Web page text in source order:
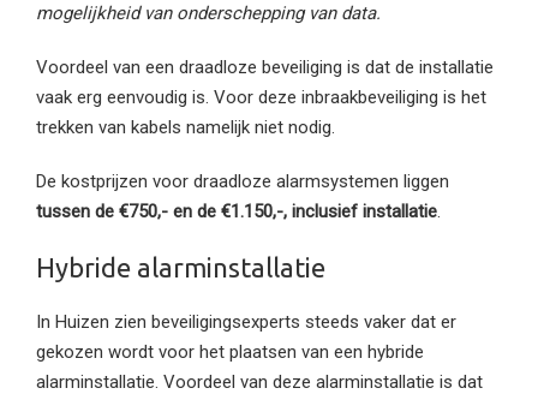
mogelijkheid van onderschepping van data.
Voordeel van een draadloze beveiliging is dat de installatie
vaak erg eenvoudig is. Voor deze inbraakbeveiliging is het
trekken van kabels namelijk niet nodig.
De kostprijzen voor draadloze alarmsystemen liggen
tussen de €750,- en de €1.150,-, inclusief installatie
Hybride alarminstallatie
In Huizen zien beveiligingsexperts steeds vaker dat er
gekozen wordt voor het plaatsen van een hybride
alarminstallatie. Voordeel van deze alarminstallatie is dat